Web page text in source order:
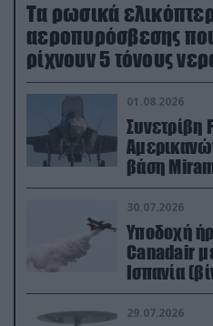
Τα ρωσικά
αεροπυρόσβεσης
ρίχνουν 5 τόνους
01.08.2026
Συνετρίβη
βάση
30.07.2026
Υποδοχή
Canadair
Ισπανία
29.07.2026